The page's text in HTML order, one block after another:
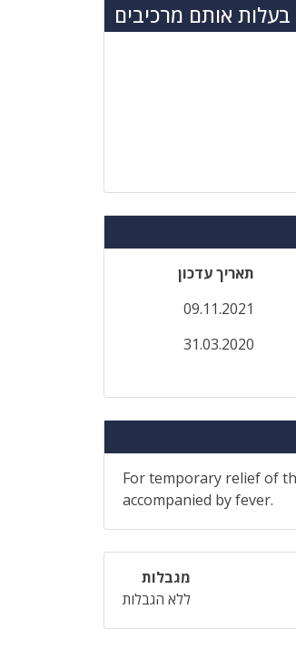
אותם מרכיבים
תאריך עדכון
09.11.2021
31.03.2020
For temporary relief of
accompanied by fever.
מגבלות
ללא הגבלות